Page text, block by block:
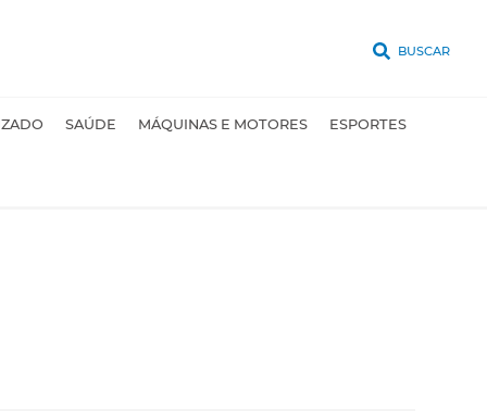
BUSCAR
SAÚDE MÁQUINAS E MOTORES ESPORTES